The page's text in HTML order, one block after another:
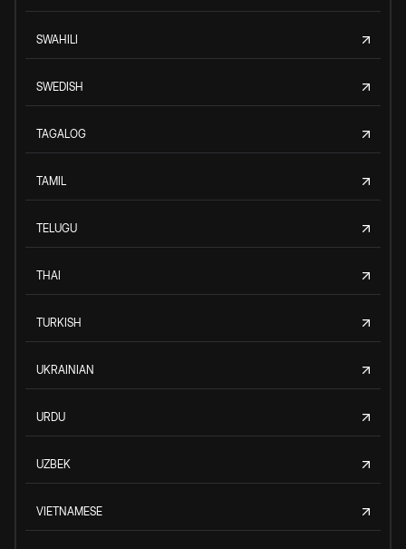
SWAHILI
SWEDISH
TAGALOG
TAMIL
TELUGU
THAI
TURKISH
UKRAINIAN
URDU
UZBEK
VIETNAMESE